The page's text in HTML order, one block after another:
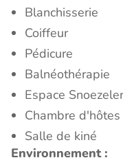
Blanchisserie
Coiffeur
Pédicure
Balnéothérapie
Espace
Chambre d'hôtes
Salle de kiné
Environnement :